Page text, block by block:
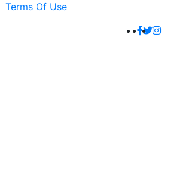
Terms Of Use